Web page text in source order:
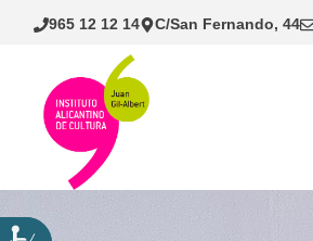
Saltar
965 12 12 14 C/San Fernando, 44